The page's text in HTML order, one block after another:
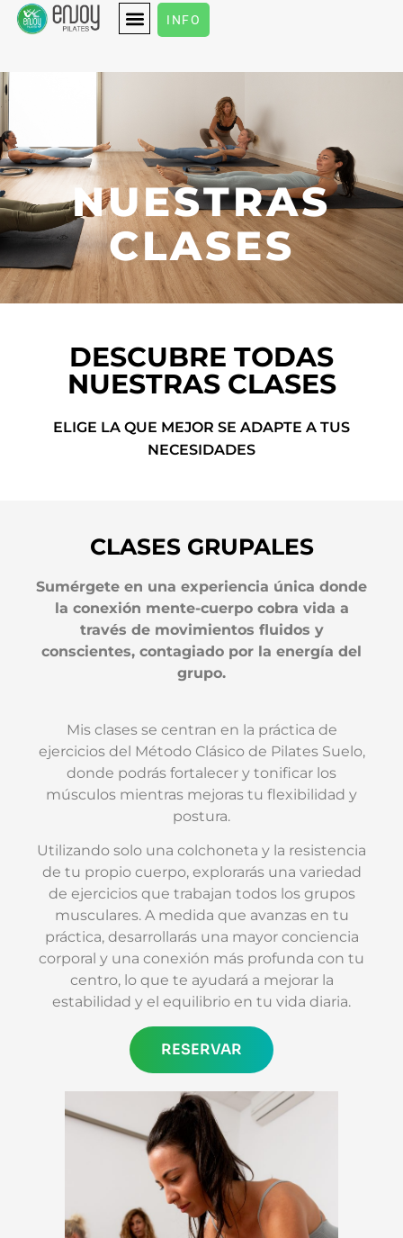
INFO
NUESTRAS
CLASES
DESCUBRE TODAS
NUESTRAS CLASES
ELIGE LA QUE MEJOR SE ADAPTE A TUS
NECESIDADES
CLASES GRUPALES
Sumérgete en una experiencia única donde
la conexión mente-cuerpo cobra vida a
través de movimientos fluidos y
conscientes, contagiado por la energía del
grupo.
Mis clases se centran en la práctica de
ejercicios del Método Clásico de Pilates Suelo,
donde podrás fortalecer y tonificar los
músculos mientras mejoras tu flexibilidad y
postura.
Utilizando solo una colchoneta y la resistencia
de tu propio cuerpo, explorarás una variedad
de ejercicios que trabajan todos los grupos
musculares. A medida que avanzas en tu
práctica, desarrollarás una mayor conciencia
corporal y una conexión más profunda con tu
centro, lo que te ayudará a mejorar la
estabilidad y el equilibrio en tu vida diaria.
RESERVAR